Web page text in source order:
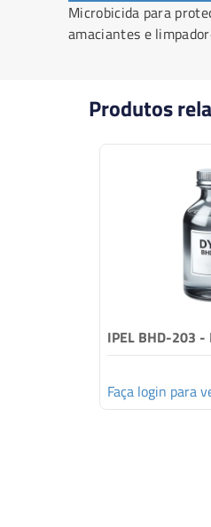
Microbicida para
amaciantes e
Produtos
IPEL BHD-203 -
Faça login para